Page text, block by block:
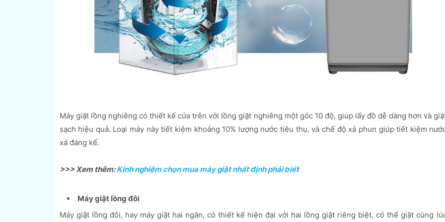
Máy giặt lồng nghiêng có thiết kế cửa trên với lồng giặt nghiêng một góc 10 độ, giúp lấy đồ dễ dàng hơn và
sạch hiệu quả. Loại máy này tiết kiệm khoảng 10% lượng nước tiêu thụ, và chế độ xả phun giúp tiết kiệm
xả đáng kể.
>>> Xem thêm:Kinh nghiệm chọn mua máy giặt nhất định phải biết
Máy giặt lồng đôi
Máy giặt lồng đôi, hay máy giặt hai ngăn, có thiết kế hiện đại với hai lồng giặt riêng biệt, có thể giặt cùng